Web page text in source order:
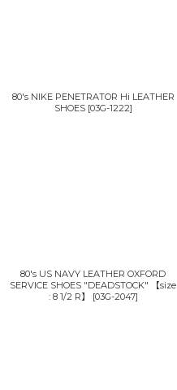
80's NIKE PENETRATOR Hi LEATHER
SHOES [03G-1222]
80's US NAVY LEATHER OXFORD
SERVICE SHOES "DEADSTOCK" 【size
: 8 1/2 R】
[03G-2047]